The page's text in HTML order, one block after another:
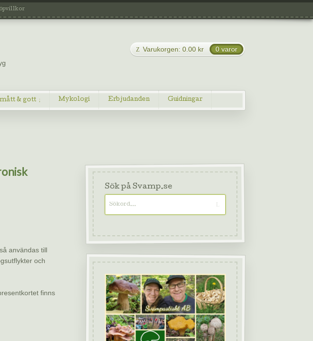
Varukorgen: 0.00 kr 0 varor
& gott Mykologi Erbjudanden Guidningar
användas till
och
finns
Sök på Svamp.se